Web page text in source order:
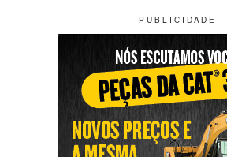
P U B L I C I D A D E